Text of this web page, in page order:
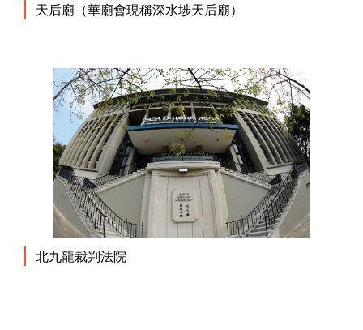
天后廟（華廟會現稱深水埗天后廟）
北九龍裁判法院